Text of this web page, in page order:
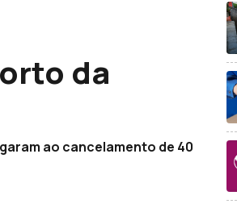
da
ao cancelamento de 40